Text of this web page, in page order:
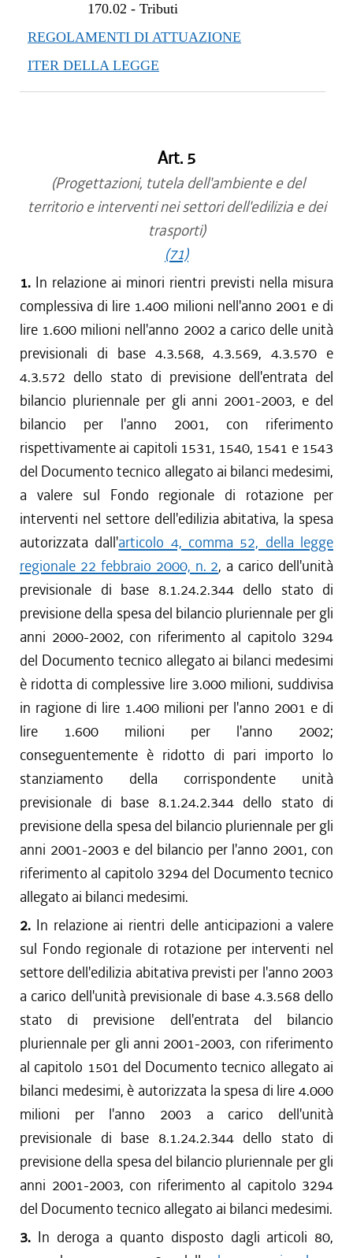
170.02 - Tributi
REGOLAMENTI DI ATTUAZIONE
ITER DELLA LEGGE
Art. 5
(Progettazioni, tutela dell'ambiente e del
territorio e interventi nei settori dell'edilizia e dei
trasporti)
(71)
1. In relazione ai minori rientri previsti nella misura
complessiva di lire 1.400 milioni nell'anno 2001 e di
lire 1.600 milioni nell'anno 2002 a carico delle unità
previsionali di base 4.3.568, 4.3.569, 4.3.570 e
4.3.572 dello stato di previsione dell'entrata del
bilancio pluriennale per gli anni 2001-2003, e del
bilancio per l'anno 2001, con riferimento
rispettivamente ai capitoli 1531, 1540, 1541 e 1543
del Documento tecnico allegato ai bilanci medesimi,
a valere sul Fondo regionale di rotazione per
interventi nel settore dell'edilizia abitativa, la spesa
autorizzata dall'articolo 4, comma 52, della legge
regionale 22 febbraio 2000, n. 2, a carico dell'unità
previsionale di base 8.1.24.2.344 dello stato di
previsione della spesa del bilancio pluriennale per gli
anni 2000-2002, con riferimento al capitolo 3294
del Documento tecnico allegato ai bilanci medesimi
è ridotta di complessive lire 3.000 milioni, suddivisa
in ragione di lire 1.400 milioni per l'anno 2001 e di
lire 1.600 milioni per l'anno 2002;
conseguentemente è ridotto di pari importo lo
stanziamento della corrispondente unità
previsionale di base 8.1.24.2.344 dello stato di
previsione della spesa del bilancio pluriennale per gli
anni 2001-2003 e del bilancio per l'anno 2001, con
riferimento al capitolo 3294 del Documento tecnico
allegato ai bilanci medesimi.
2. In relazione ai rientri delle anticipazioni a valere
sul Fondo regionale di rotazione per interventi nel
settore dell'edilizia abitativa previsti per l'anno 2003
a carico dell'unità previsionale di base 4.3.568 dello
stato di previsione dell'entrata del bilancio
pluriennale per gli anni 2001-2003, con riferimento
al capitolo 1501 del Documento tecnico allegato ai
bilanci medesimi, è autorizzata la spesa di lire 4.000
milioni per l'anno 2003 a carico dell'unità
previsionale di base 8.1.24.2.344 dello stato di
previsione della spesa del bilancio pluriennale per gli
anni 2001-2003, con riferimento al capitolo 3294
del Documento tecnico allegato ai bilanci medesimi.
3. In deroga a quanto disposto dagli articoli 80,